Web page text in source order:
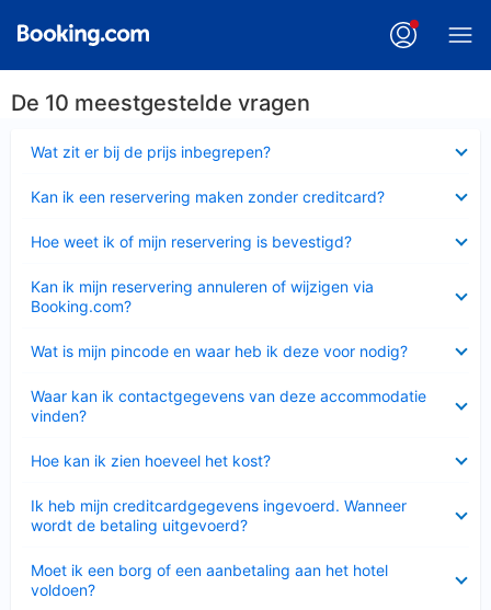
De 10 meestgestelde vragen
Wat zit er bij de prijs inbegrepen?
Kan ik een reservering maken zonder creditcard?
Hoe weet ik of mijn reservering is bevestigd?
Kan ik mijn reservering annuleren of wijzigen via
Booking.com?
Wat is mijn pincode en waar heb ik deze voor nodig?
Waar kan ik contactgegevens van deze accommodatie
vinden?
Hoe kan ik zien hoeveel het kost?
Ik heb mijn creditcardgegevens ingevoerd. Wanneer
wordt de betaling uitgevoerd?
Moet ik een borg of een aanbetaling aan het hotel
voldoen?